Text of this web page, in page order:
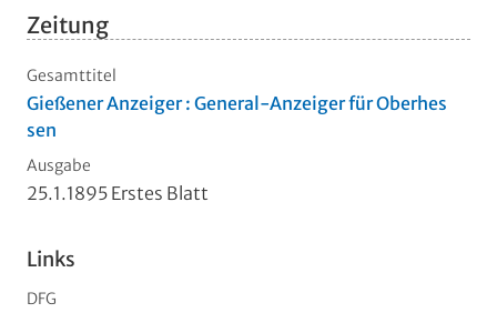
Zeitung
Gesamttitel
Gießener Anzeiger : General-Anzeiger für Oberhes
sen
Ausgabe
25.1.1895 Erstes Blatt
Links
DFG